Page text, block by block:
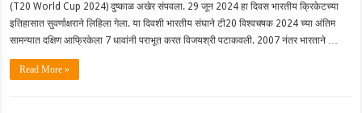
(T20 World Cup 2024) दुष्काळ अखेर संपवला. 29 जून 2024 हा दिवस भारतीय क्रिकेटच्या
इतिहासात सुवर्णाक्षराने लिहिला गेला. या दिवशी भारतीय संघाने टी20 विश्वचषक 2024 च्या अंतिम
सामन्यात दक्षिण आफ्रिकेला 7 धावांनी पराभूत करत विजयश्री पटाकवली. 2007 नंतर भारताने …
Read More »